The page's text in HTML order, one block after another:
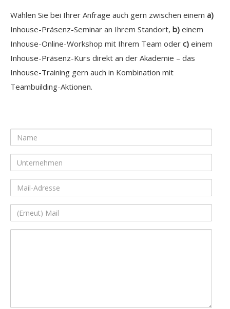
Wählen Sie bei Ihrer Anfrage auch gern zwischen einem a)
Inhouse-Präsenz-Seminar an Ihrem Standort, b) einem
Inhouse-Online-Workshop mit Ihrem Team oder c) einem
Inhouse-Präsenz-Kurs direkt an der Akademie – das
Inhouse-Training gern auch in Kombination mit
Teambuilding-Aktionen.
Name
Unternehmen
Mail-
(Erneut)